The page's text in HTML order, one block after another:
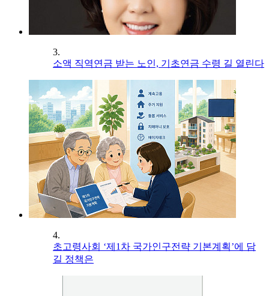
3.
소액 직역연금 받는 노인, 기초연금 수령 길 열린다
4.
초고령사회 ‘제1차 국가인구전략 기본계획’에 담
길 정책은